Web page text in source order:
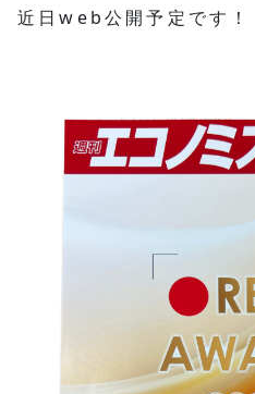
近日web公開予定です！